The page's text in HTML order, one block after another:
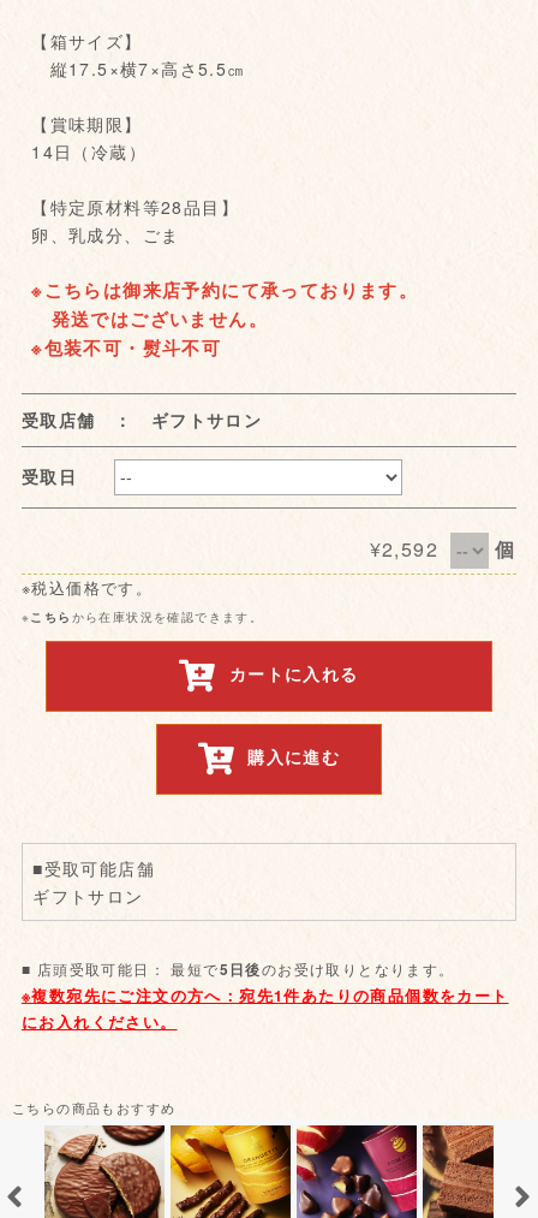
【箱サイズ】
縦17.5×横7×高さ5.5㎝
【賞味期限】
14日（冷蔵）
【特定原材料等28品目】
卵、乳成分、ごま
※こちらは御来店予約にて承っております。
発送ではございません。
※包装不可・熨斗不可
受取店舗 ： ギフトサロン
受取日
¥2,592 個
※税込価格です。
※こちら から在庫状況を確認できます。
カートに入れる
購入に進む
■受取可能店舗
ギフトサロン
■ 店頭受取可能日： 最短で5日後のお受け取りとなります。
こちらの商品もおすすめ